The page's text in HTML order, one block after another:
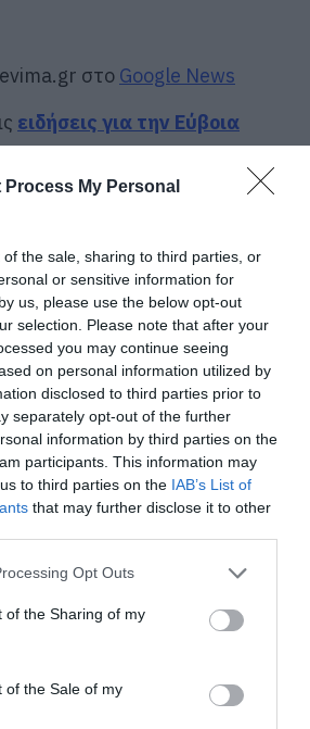
Process My Personal
the sale, sharing to third parties, or
or sensitive information for
us, please use the below opt-out
selection. Please note that after your
you may continue seeing
on personal information utilized by
disclosed to third parties prior to
separately opt-out of the further
information by third parties on the
participants. This information may
to third parties on the IAB’s List of
that may further disclose it to other
app uses one or more Google
or usage behaviour. You may click to
to Google and its third-party tags to
specified purposes in below Google
Opt Outs
of the Sharing of my
of the Sale of my
στο Google News
ειδήσεις για την Εύβοια
για την
στοevima.gr
ΝΕΑ
ΡΟΗ ΕΙΔΗΣΕΩΝ
θα έχουν
Εύβοια
7 Αυγούστου
βαθμούς
τελευταίο
που έχασε τη